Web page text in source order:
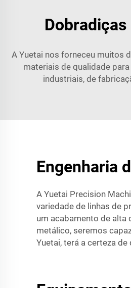
A Yuetai nos forneceu muitos
materiais de qualidade
industriais, de
Engenharia
A Yuetai Precision
variedade de linhas de
um acabamento de alta
metálico, seremos
Yuetai, terá a certeza